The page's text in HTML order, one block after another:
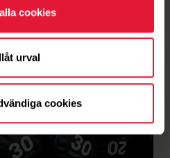
cookies
urval
cookies